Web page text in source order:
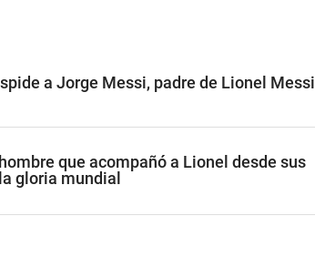
a Jorge Messi, padre de Lionel Messi
que acompañó a Lionel desde sus
gloria mundial